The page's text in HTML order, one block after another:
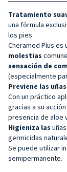
Tratamiento
una fórmula
los pies.
Cheramed Plus
molestias
sensación de
(especialmente
Previene las
Con un práctico
gracias a su
presencia de aloe
Higieniza las
germicidas
Se puede utilizar
semipermanente.